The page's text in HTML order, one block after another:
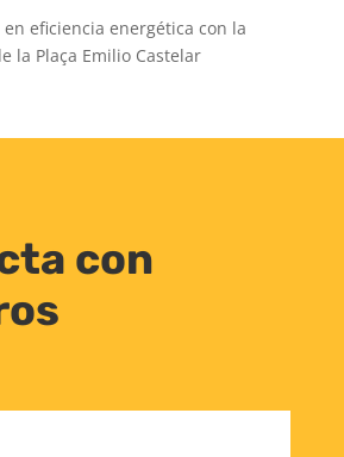
eficiencia energética con la
la Plaça Emilio Castelar
con